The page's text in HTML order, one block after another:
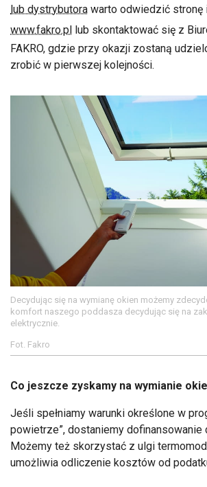
lub dystrybutora warto odwiedzić stronę
www.fakro.pl lub skontaktować się z
FAKRO, gdzie przy okazji zostaną
zrobić w pierwszej kolejności.
Decydując się na wymianę okien możemy
komfort naszego poddasza decydując się na
elektrycznie.
Fot. Fakro
Co jeszcze zyskamy na wymianie
Jeśli spełniamy warunki określone w
powietrze”, dostaniemy dofinansowanie
Możemy też skorzystać z ulgi
umożliwia odliczenie kosztów od